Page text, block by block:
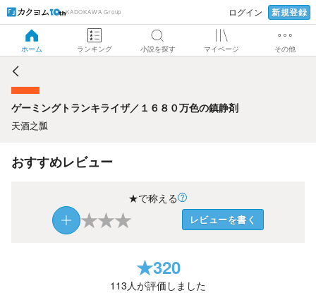
KADOKAWA Group ログイン 新規登録
ホーム ランキング 小説を探す マイページ その他
ゲーミングトランキライザ／１６８０万色の鎮静剤
ゲーミングトランキライザ／１６８０万色の鎮静剤
天酒之瓢
おすすめレビュー
★で称える
★★★ レビューを書く
★320
113人が評価しました